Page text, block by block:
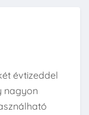
évtizeddel
nagyon